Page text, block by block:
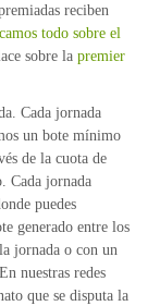
reciben
todo sobre el
sobre la premier
Cada jornada
un bote mínimo
de la cuota de
Cada jornada
puedes
generado entre los
jornada o con un
nuestras redes
que se disputa la